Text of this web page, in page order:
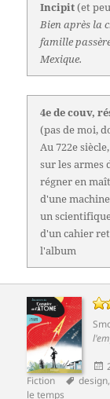
Incipit(et
Bien après la
famille
Mexique.
4e de couv,
(pas de moi,
Au 722e
sur les
régner en
d'une
un
d'un cahier
l'album
Fiction
Mots-
design
le temps